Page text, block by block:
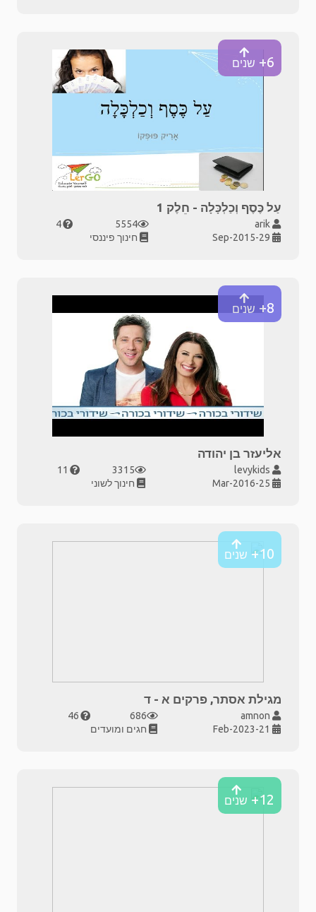
6+ שנים
עַל כֶּסֶף וְכַלְכָּלָה - חֵלֶק 1
5554
4
חינוך פיננסי
8+ שנים
אליעזר בן יהודה
3315
11
חינוך לשוני
10+ שנים
מגילת אסתר, פרקים א - ד
686
46
חגים ומועדים
12+ שנים